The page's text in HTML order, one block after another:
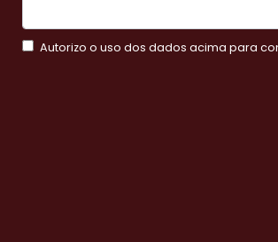
Autorizo o uso dos dados acima para